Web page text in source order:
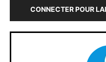
CONNECTER POUR